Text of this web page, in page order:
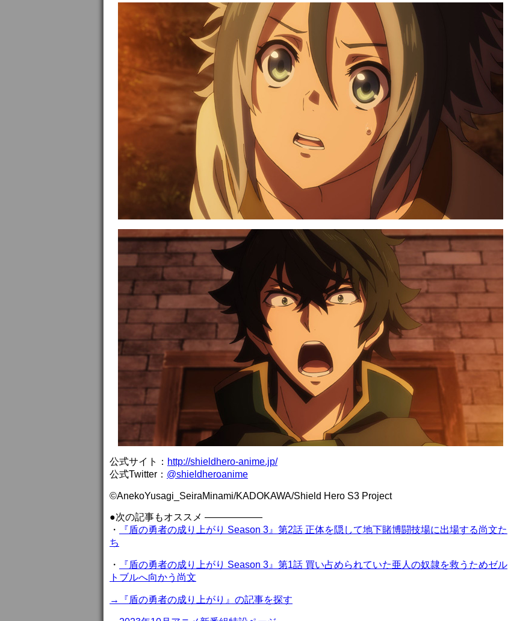
公式サイト： http://shieldhero-anime.jp/
公式Twitter： @shieldheroanime
©AnekoYusagi_SeiraMinami/KADOKAWA/Shield Hero S3 Project
●次の記事もオススメ ——————
・
『盾の勇者の成り上がり Season 3』第2話 正体を隠して地下賭博闘技場に出場する尚文た
ち
・
『盾の勇者の成り上がり Season 3』第1話 買い占められていた亜人の奴隷を救うためゼル
トブルへ向かう尚文
→『盾の勇者の成り上がり』の記事を探す